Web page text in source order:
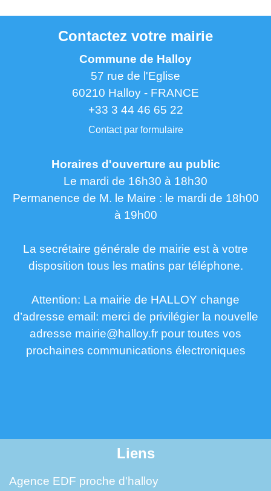
Contactez votre mairie
Commune de Halloy
57 rue de l'Eglise
60210 Halloy - FRANCE
+33 3 44 46 65 22
Contact par formulaire
Horaires d'ouverture au public
Le mardi de 16h30 à 18h30
Permanence de M. le Maire : le mardi de 18h00
à 19h00
La secrétaire générale de mairie est à votre
disposition tous les matins par téléphone.
Attention: La mairie de HALLOY change
d’adresse email: merci de privilégier la nouvelle
adresse mairie@halloy.fr pour toutes vos
prochaines communications électroniques
Liens
Agence EDF proche d'halloy